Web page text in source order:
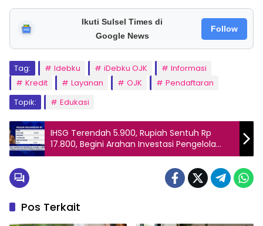
Ikuti Sulsel Times di
Google News
Follow
Tag: Idebku iDebku OJK
Informasi
Kredit
Layanan OJK
Pendaftaran
Topik:
Edukasi
IHSG Terendah 5.900, Rupiah Sentuh Rp
17.800, Begini Arahan Investasi Pengelola
Dana Jumbo
Pos Terkait